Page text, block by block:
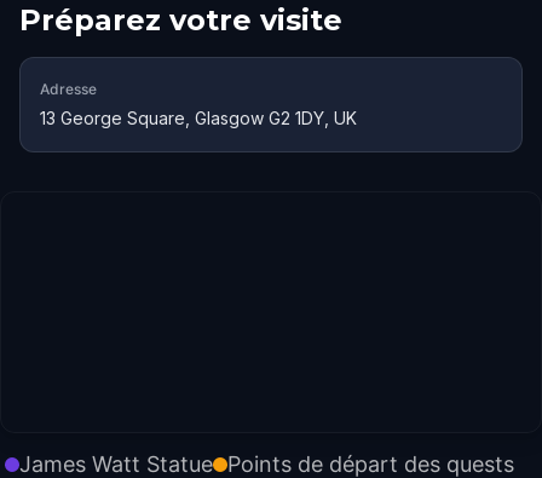
Préparez votre visite
Adresse
13 George Square, Glasgow G2 1DY, UK
James Watt Statue Points de départ des quests